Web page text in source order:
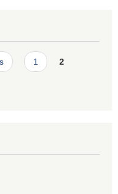
1 2